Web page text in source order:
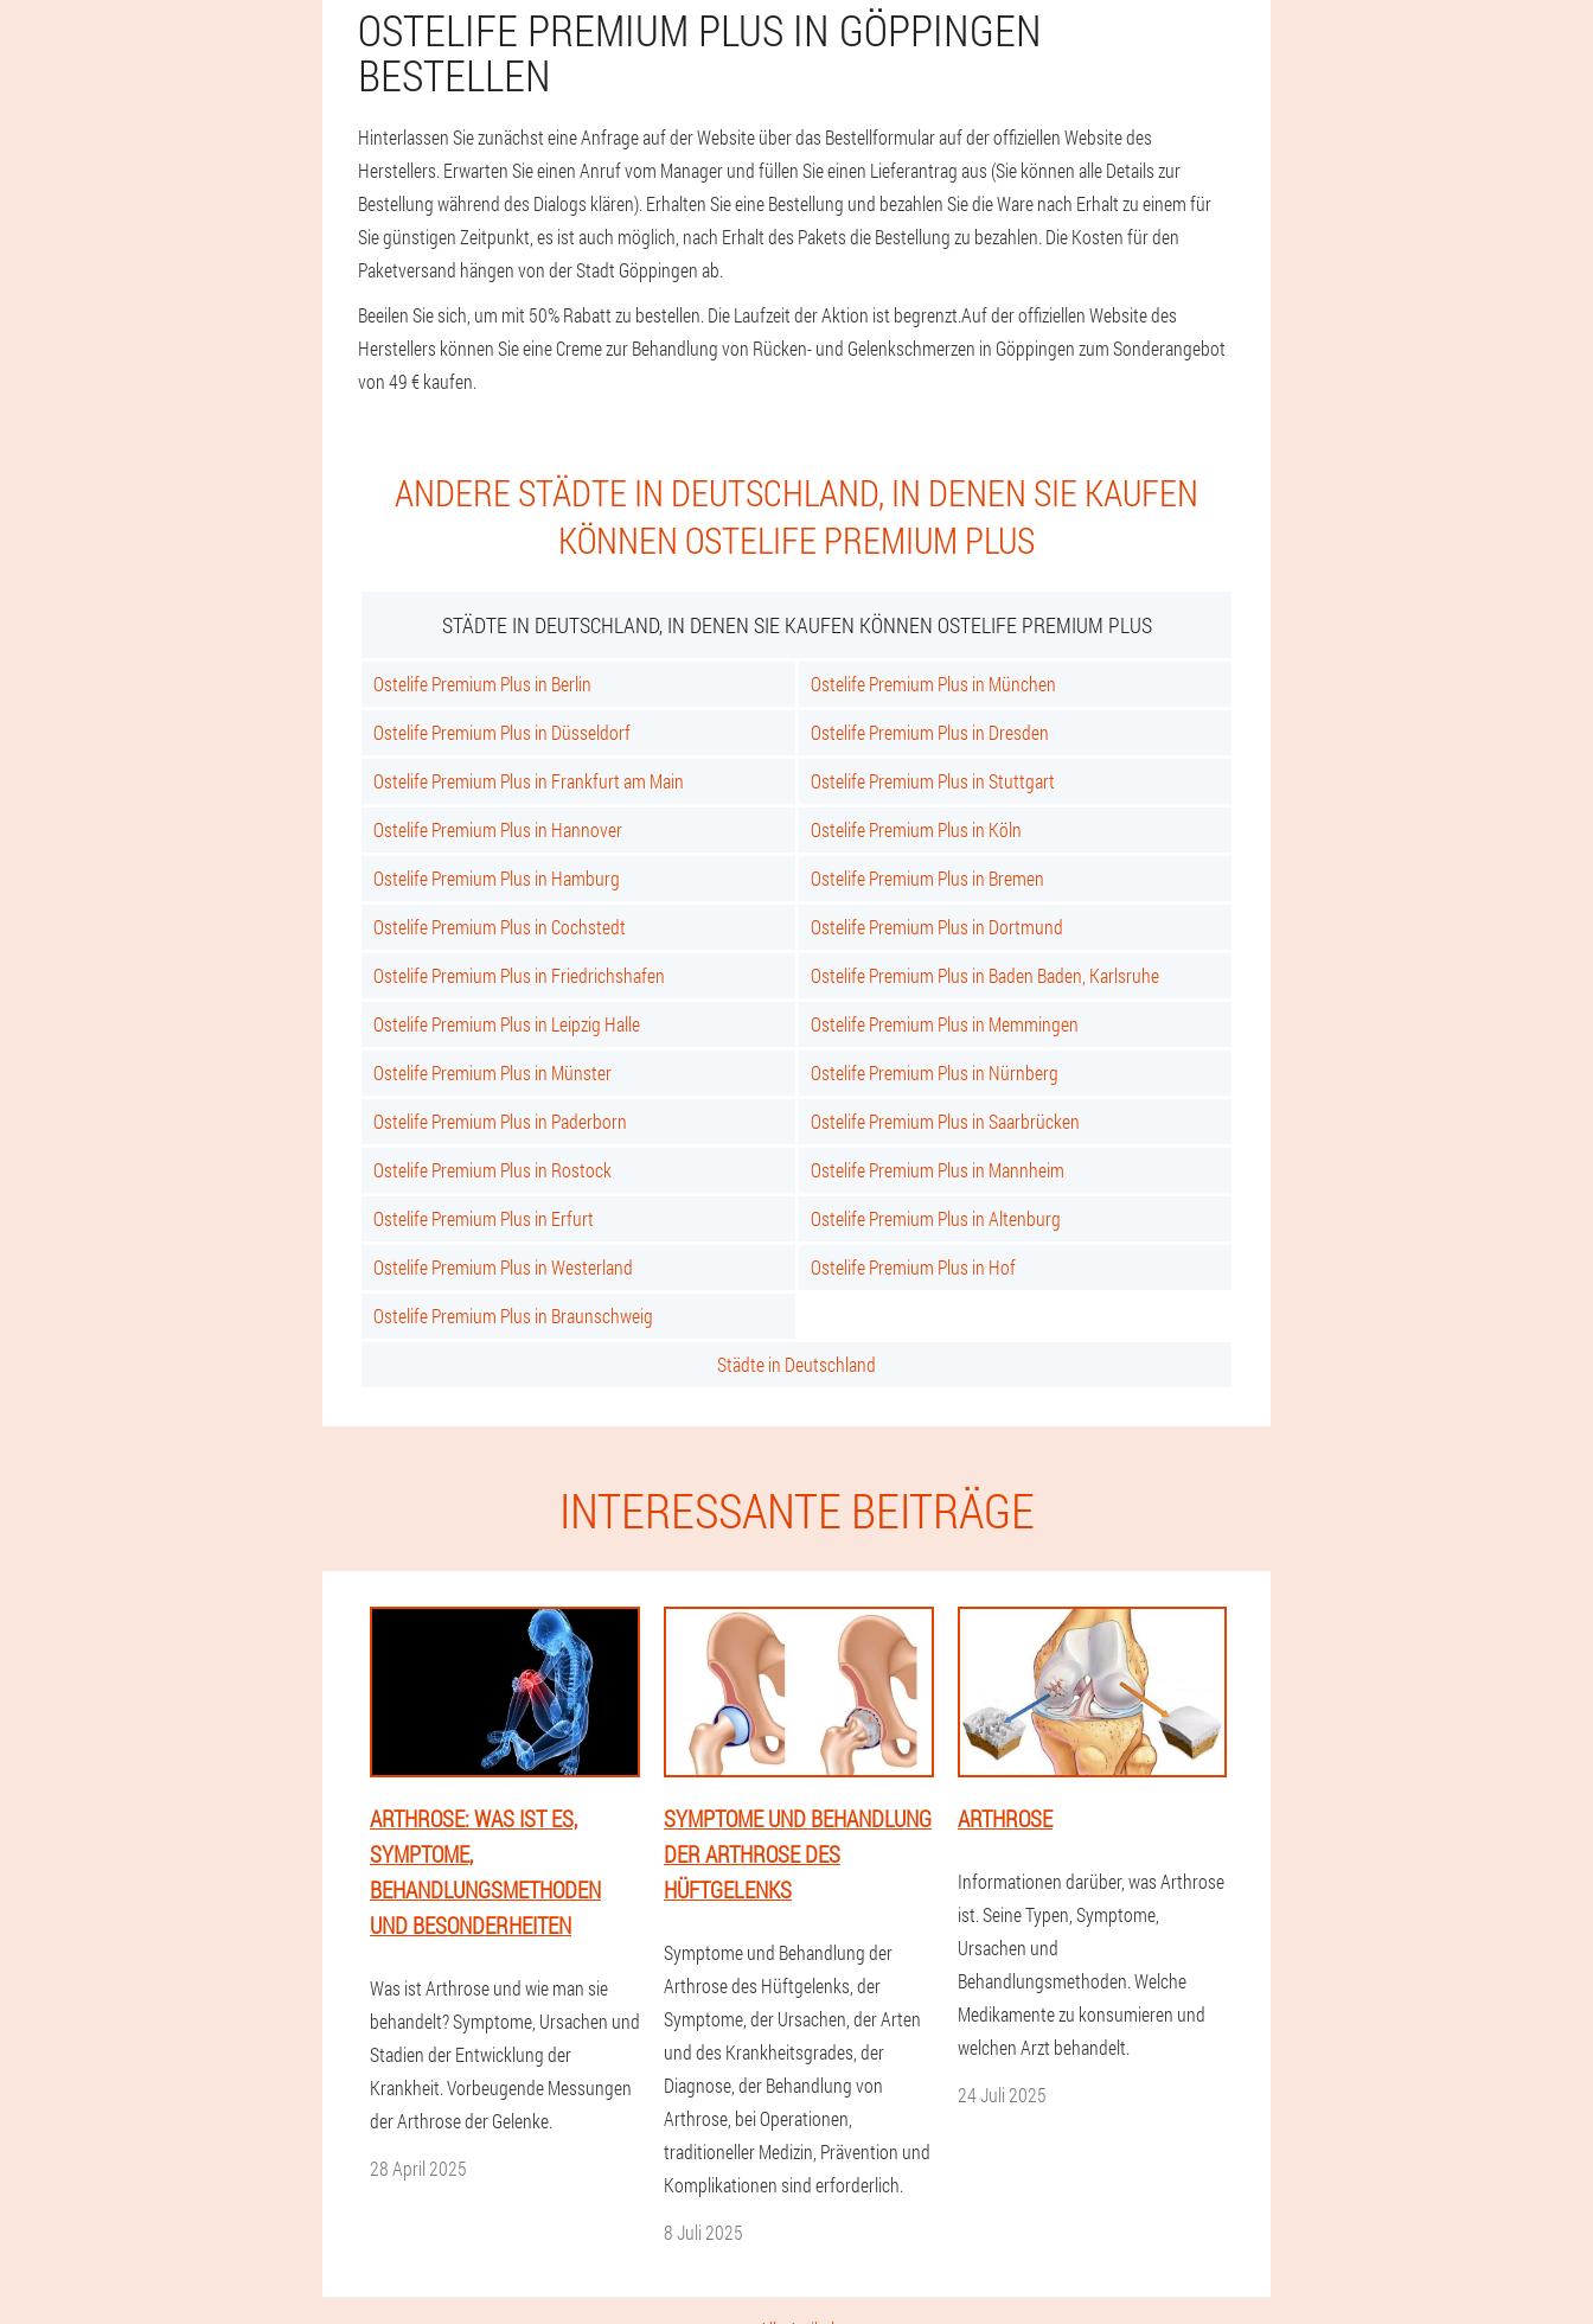
OSTELIFE PREMIUM PLUS IN GÖPPINGEN
BESTELLEN
Hinterlassen Sie zunächst eine Anfrage auf der Website über das Bestellformular auf der offiziellen Website des
Herstellers. Erwarten Sie einen Anruf vom Manager und füllen Sie einen Lieferantrag aus (Sie können alle Details zur
Bestellung während des Dialogs klären). Erhalten Sie eine Bestellung und bezahlen Sie die Ware nach Erhalt zu einem für
Sie günstigen Zeitpunkt, es ist auch möglich, nach Erhalt des Pakets die Bestellung zu bezahlen. Die Kosten für den
Paketversand hängen von der Stadt Göppingen ab.
Beeilen Sie sich, um mit 50% Rabatt zu bestellen. Die Laufzeit der Aktion ist begrenzt.Auf der offiziellen Website des
Herstellers können Sie eine Creme zur Behandlung von Rücken- und Gelenkschmerzen in Göppingen zum Sonderangebot
von 49 € kaufen.
ANDERE STÄDTE IN DEUTSCHLAND, IN DENEN SIE KAUFEN
KÖNNEN OSTELIFE PREMIUM PLUS
STÄDTE IN DEUTSCHLAND, IN DENEN SIE KAUFEN KÖNNEN OSTELIFE PREMIUM PLUS
Ostelife Premium Plus in Berlin
Ostelife Premium Plus in München
Ostelife Premium Plus in Düsseldorf
Ostelife Premium Plus in Dresden
Ostelife Premium Plus in Frankfurt am Main
Ostelife Premium Plus in Stuttgart
Ostelife Premium Plus in Hannover
Ostelife Premium Plus in Köln
Ostelife Premium Plus in Hamburg
Ostelife Premium Plus in Bremen
Ostelife Premium Plus in Cochstedt
Ostelife Premium Plus in Dortmund
Ostelife Premium Plus in Friedrichshafen
Ostelife Premium Plus in Baden Baden, Karlsruhe
Ostelife Premium Plus in Leipzig Halle
Ostelife Premium Plus in Memmingen
Ostelife Premium Plus in Münster
Ostelife Premium Plus in Nürnberg
Ostelife Premium Plus in Paderborn
Ostelife Premium Plus in Saarbrücken
Ostelife Premium Plus in Rostock
Ostelife Premium Plus in Mannheim
Ostelife Premium Plus in Erfurt
Ostelife Premium Plus in Altenburg
Ostelife Premium Plus in Westerland
Ostelife Premium Plus in Hof
Ostelife Premium Plus in Braunschweig
Städte in Deutschland
INTERESSANTE BEITRÄGE
ARTHROSE: WAS IST ES,
SYMPTOME,
BEHANDLUNGSMETHODEN
UND BESONDERHEITEN
Was ist Arthrose und wie man sie
behandelt? Symptome, Ursachen und
Stadien der Entwicklung der
Krankheit. Vorbeugende Messungen
der Arthrose der Gelenke.
28 April 2025
SYMPTOME UND BEHANDLUNG
DER ARTHROSE DES
HÜFTGELENKS
Symptome und Behandlung der
Arthrose des Hüftgelenks, der
Symptome, der Ursachen, der Arten
und des Krankheitsgrades, der
Diagnose, der Behandlung von
Arthrose, bei Operationen,
traditioneller Medizin, Prävention und
Komplikationen sind erforderlich.
8 Juli 2025
ARTHROSE
Informationen darüber, was Arthrose
ist. Seine Typen, Symptome,
Ursachen und
Behandlungsmethoden. Welche
Medikamente zu konsumieren und
welchen Arzt behandelt.
24 Juli 2025